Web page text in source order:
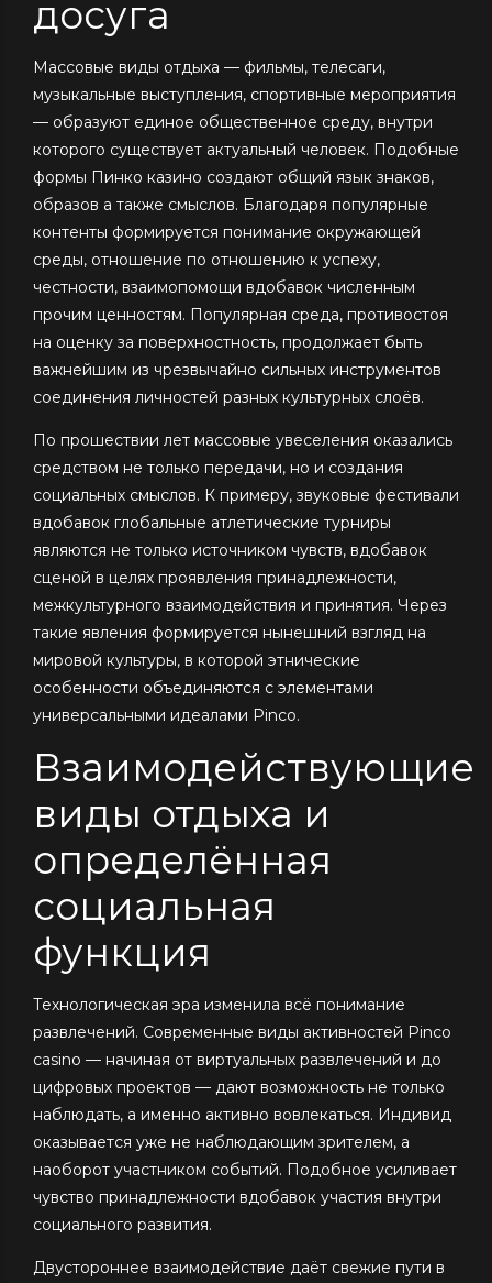
досуга
Массовые виды отдыха — фильмы, телесаги,
музыкальные выступления, спортивные мероприятия
— образуют единое общественное среду, внутри
которого существует актуальный человек. Подобные
формы Пинко казино создают общий язык знаков,
образов а также смыслов. Благодаря популярные
контенты формируется понимание окружающей
среды, отношение по отношению к успеху,
честности, взаимопомощи вдобавок численным
прочим ценностям. Популярная среда, противостоя
на оценку за поверхностность, продолжает быть
важнейшим из чрезвычайно сильных инструментов
соединения личностей разных культурных слоёв.
По прошествии лет массовые увеселения оказались
средством не только передачи, но и создания
социальных смыслов. К примеру, звуковые фестивали
вдобавок глобальные атлетические турниры
являются не только источником чувств, вдобавок
сценой в целях проявления принадлежности,
межкультурного взаимодействия и принятия. Через
такие явления формируется нынешний взгляд на
мировой культуры, в которой этнические
особенности объединяются с элементами
универсальными идеалами Pinco.
Взаимодействующие
виды отдыха и
определённая
социальная
функция
Технологическая эра изменила всё понимание
развлечений. Современные виды активностей Pinco
casino — начиная от виртуальных развлечений и до
цифровых проектов — дают возможность не только
наблюдать, а именно активно вовлекаться. Индивид
оказывается уже не наблюдающим зрителем, а
наоборот участником событий. Подобное усиливает
чувство принадлежности вдобавок участия внутри
социального развития.
Двустороннее взаимодействие даёт свежие пути в